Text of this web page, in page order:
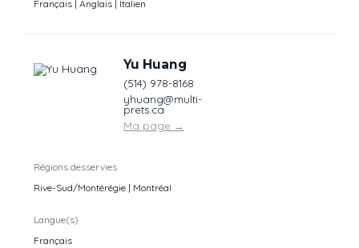
Français | Anglais | Italien
Yu Huang
(514) 978-8168
yhuang@multi-
prets.ca
Ma page →
Régions desservies
Rive-Sud/Montérégie | Montréal
Langue(s)
Français